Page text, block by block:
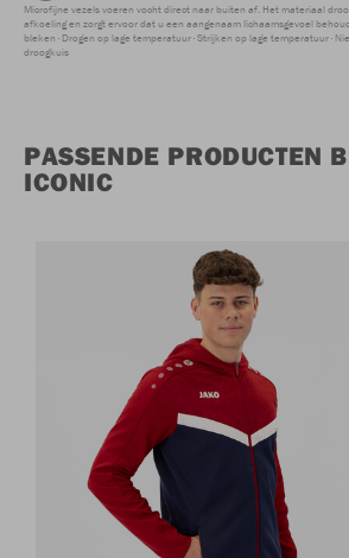
Microfijne vezels voeren vocht direct naar buiten af. Het materiaal
afkoeling en zorgt ervoor dat u een aangenaam lichaamsgevoel
bleken Drogen op lage temperatuur Strijken op lage temperatuur
droogkuis
PASSENDE PRODUCTEN
ICONIC